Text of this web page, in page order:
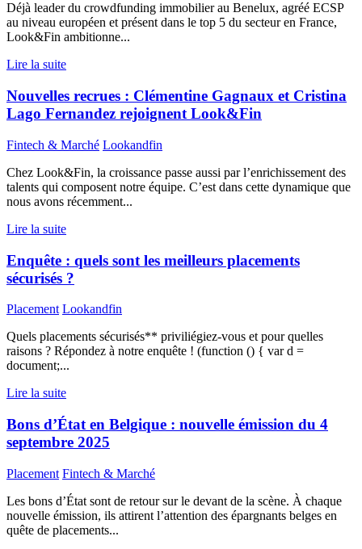
Déjà leader du crowdfunding immobilier au Benelux, agréé ECSP
au niveau européen et présent dans le top 5 du secteur en France,
Look&Fin ambitionne...
Lire la suite
Nouvelles recrues : Clémentine Gagnaux et Cristina
Lago Fernandez rejoignent Look&Fin
Fintech & Marché Lookandfin
Chez Look&Fin, la croissance passe aussi par l’enrichissement des
talents qui composent notre équipe. C’est dans cette dynamique que
nous avons récemment...
Lire la suite
Enquête : quels sont les meilleurs placements
sécurisés ?
Placement Lookandfin
Quels placements sécurisés** priviliégiez-vous et pour quelles
raisons ? Répondez à notre enquête ! (function () { var d =
document;...
Lire la suite
Bons d’État en Belgique : nouvelle émission du 4
septembre 2025
Placement Fintech & Marché
Les bons d’État sont de retour sur le devant de la scène. À chaque
nouvelle émission, ils attirent l’attention des épargnants belges en
quête de placements...